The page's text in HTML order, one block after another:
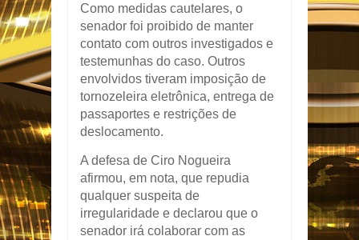
Como medidas cautelares, o
senador foi proibido de manter
contato com outros investigados e
testemunhas do caso. Outros
envolvidos tiveram imposição de
tornozeleira eletrônica, entrega de
passaportes e restrições de
deslocamento.
A defesa de Ciro Nogueira
afirmou, em nota, que repudia
qualquer suspeita de
irregularidade e declarou que o
senador irá colaborar com as